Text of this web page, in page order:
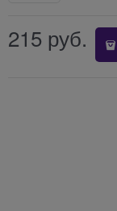
215 руб.